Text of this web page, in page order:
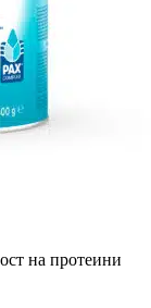
на протеини